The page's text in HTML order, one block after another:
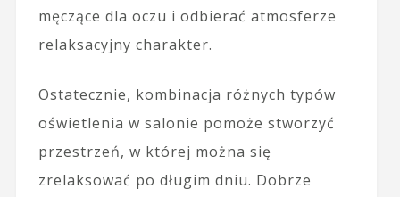
męczące dla oczu i odbierać atmosferze
relaksacyjny charakter.
Ostatecznie, kombinacja różnych typów
oświetlenia w salonie pomoże stworzyć
przestrzeń, w której można się
zrelaksować po długim dniu. Dobrze